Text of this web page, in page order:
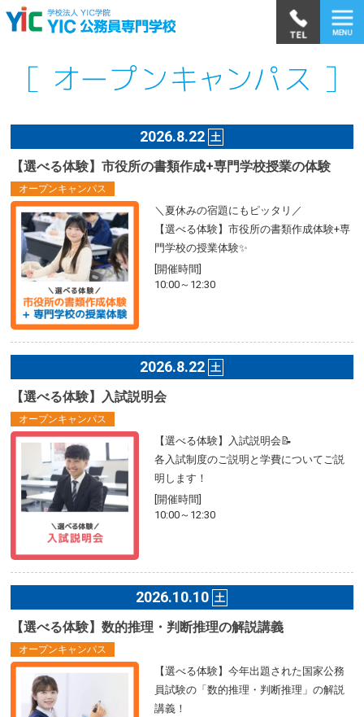
2026.8.22 土
【選べる体験】市役所の書類作成+専門学校授業の体験
オープンキャンパス
＼夏休みの宿題にもピッタリ／
【選べる体験】市役所の書類作成体験+専
門学校の授業体験✨
[開催時間]
10:00～12:30
2026.8.22 土
【選べる体験】入試説明会
オープンキャンパス
【選べる体験】入試説明会📝
各入試制度のご説明と学費についてご説
明します！
[開催時間]
10:00～12:30
2026.10.10 土
【選べる体験】数的推理・判断推理の解説講義
オープンキャンパス
【選べる体験】今年出題された国家公務
員試験の「数的推理・判断推理」の解説
講義！